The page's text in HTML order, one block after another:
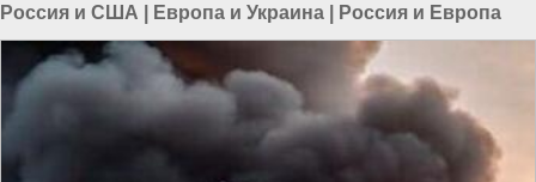
Россия и США
Европа и Украина Россия и Европа